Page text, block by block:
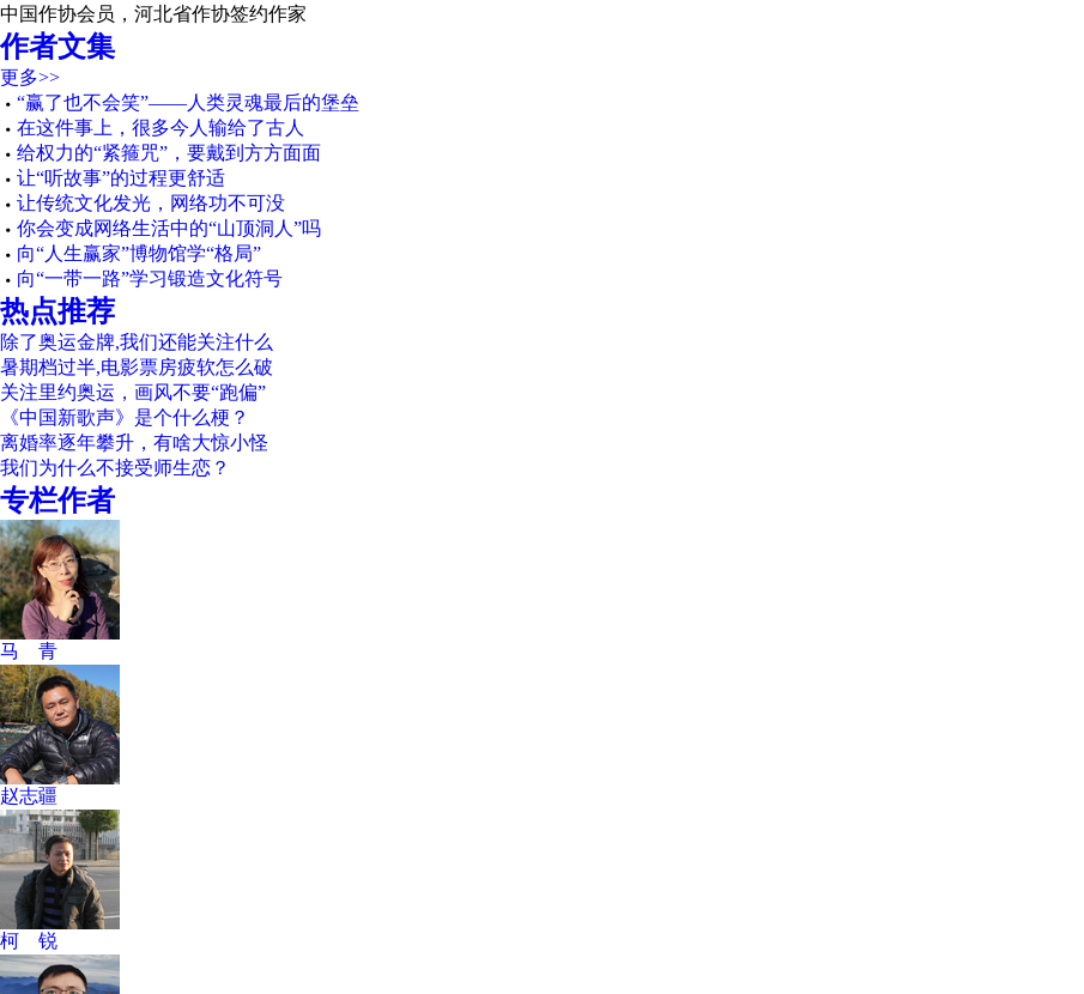
中国作协会员，河北省作协签约作家
作者文集
更多>>
“赢了也不会笑”——人类灵魂最后的堡垒
在这件事上，很多今人输给了古人
给权力的“紧箍咒”，要戴到方方面面
让“听故事”的过程更舒适
让传统文化发光，网络功不可没
你会变成网络生活中的“山顶洞人”吗
向“人生赢家”博物馆学“格局”
向“一带一路”学习锻造文化符号
热点推荐
除了奥运金牌,我们还能关注什么
暑期档过半,电影票房疲软怎么破
关注里约奥运，画风不要“跑偏”
《中国新歌声》是个什么梗？
离婚率逐年攀升，有啥大惊小怪
我们为什么不接受师生恋？
专栏作者
马 青
赵志疆
柯 锐